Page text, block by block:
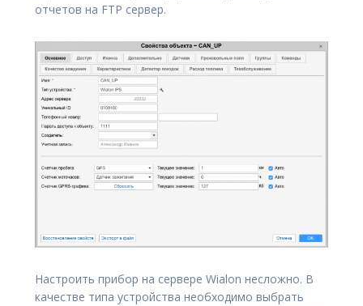
отчетов на FTP сервер.
Настроить прибор на сервере Wialon несложно. В
качестве типа устройства необходимо выбрать